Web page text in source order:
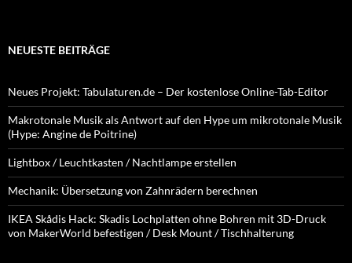
NEUESTE BEITRÄGE
Neues Projekt: Tabulaturen.de – Der kostenlose Online-Tab-Editor
Makrotonale Musik als Antwort auf den Hype um mikrotonale Musik
(Hype: Angine de Poitrine)
Lightbox / Leuchtkasten / Nachtlampe erstellen
Mechanik: Übersetzung von Zahnrädern berechnen
IKEA Skådis Hack: Skadis Lochplatten ohne Bohren mit 3D-Druck
von MakerWorld befestigen / Desk Mount / Tischhalterung